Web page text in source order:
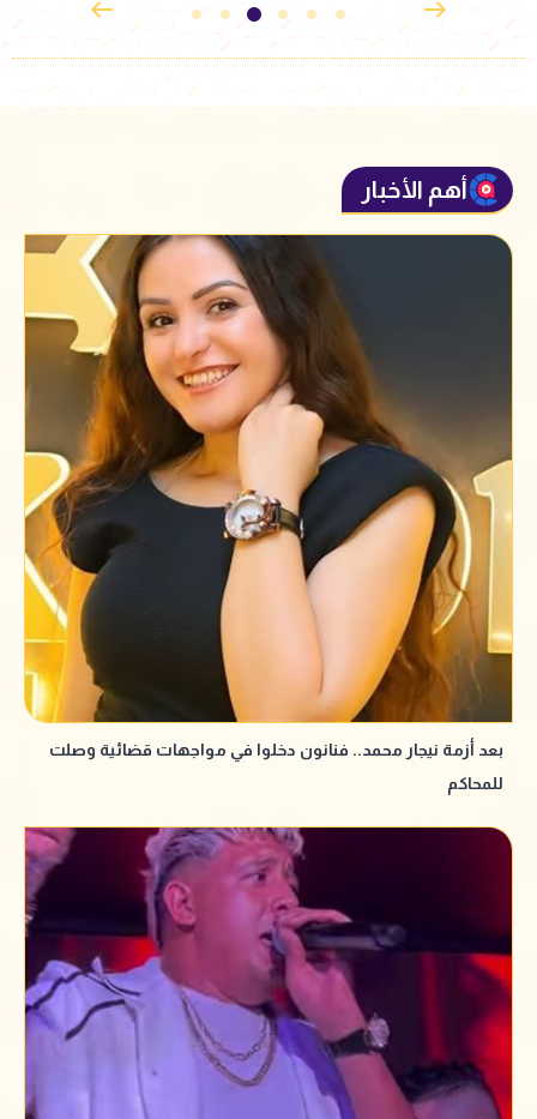
أهم الأخبار
بعد أزمة نيجار محمد.. فنانون دخلوا في مواجهات قضائية وصلت
للمحاكم